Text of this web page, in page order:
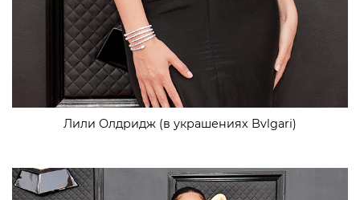
Лили Олдридж (в украшениях Bvlgari)